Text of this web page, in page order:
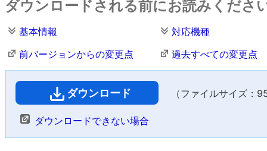
ダウンロードされる前にお読みくださ
基本情報
対応機種
前バージョンからの変更点
過去すべての変更点
ダウンロード （ファイルサイズ：
ダウンロードできない場合